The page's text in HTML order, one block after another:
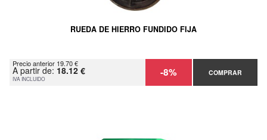
RUEDA DE HIERRO FUNDIDO FIJA
Precio anterior 19.70 €
A partir de: 18.12 €
IVA INCLUIDO -8% COMPRAR